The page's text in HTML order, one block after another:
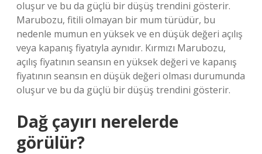
oluşur ve bu da güçlü bir düşüş trendini gösterir.
Marubozu, fitili olmayan bir mum türüdür, bu
nedenle mumun en yüksek ve en düşük değeri açılış
veya kapanış fiyatıyla aynıdır. Kırmızı Marubozu,
açılış fiyatının seansın en yüksek değeri ve kapanış
fiyatının seansın en düşük değeri olması durumunda
oluşur ve bu da güçlü bir düşüş trendini gösterir.
Dağ çayırı nerelerde
görülür?